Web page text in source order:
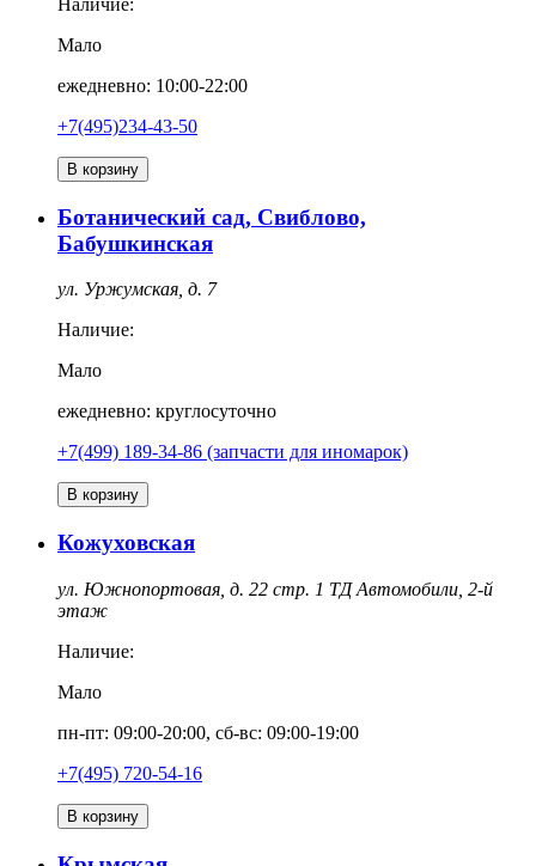
Наличие:
Мало
ежедневно: 10:00-22:00
+7(495)234-43-50
В корзину
Ботанический сад, Свиблово,
Бабушкинская
ул. Уржумская, д. 7
Наличие:
Мало
ежедневно: круглосуточно
+7(499) 189-34-86 (запчасти для иномарок)
В корзину
Кожуховская
ул. Южнопортовая, д. 22 стр. 1 ТД Автомобили, 2-й
этаж
Наличие:
Мало
пн-пт: 09:00-20:00, сб-вс: 09:00-19:00
+7(495) 720-54-16
В корзину